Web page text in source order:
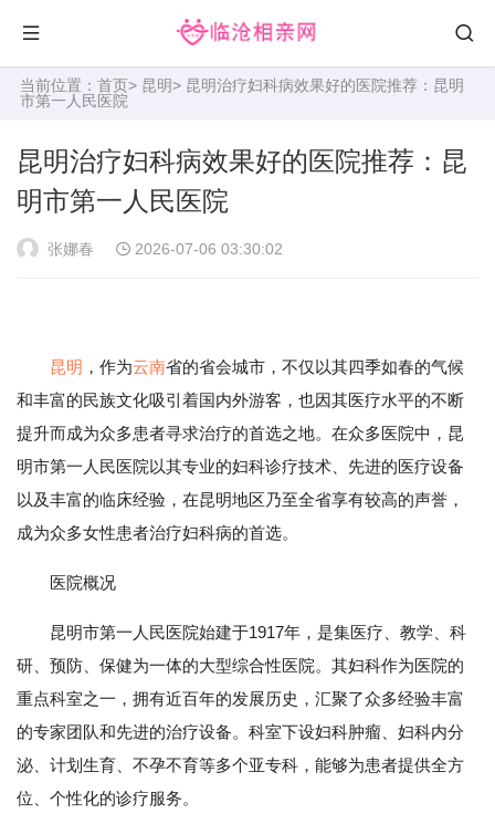
当前位置： 首页> 昆明> 昆明治疗妇科病效果好的医院推荐：昆明
市第一人民医院
昆明治疗妇科病效果好的医院推荐：昆
明市第一人民医院
张娜春 2026-07-06 03:30:02
昆明 ，作为云南省的省会城市，不仅以其四季如春的气候
和丰富的民族文化吸引着国内外游客，也因其医疗水平的不断
提升而成为众多患者寻求治疗的首选之地。在众多医院中，昆
明市第一人民医院以其专业的妇科诊疗技术、先进的医疗设备
以及丰富的临床经验，在昆明地区乃至全省享有较高的声誉，
成为众多女性患者治疗妇科病的首选。
医院概况
昆明市第一人民医院始建于1917年，是集医疗、教学、科
研、预防、保健为一体的大型综合性医院。其妇科作为医院的
重点科室之一，拥有近百年的发展历史，汇聚了众多经验丰富
的专家团队和先进的治疗设备。科室下设妇科肿瘤、妇科内分
泌、计划生育、不孕不育等多个亚专科，能够为患者提供全方
位、个性化的诊疗服务。